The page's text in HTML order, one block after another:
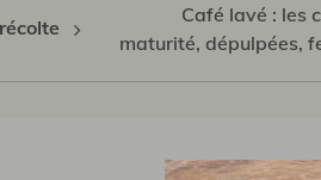
Café lavé : les
maturité, dépulpées,